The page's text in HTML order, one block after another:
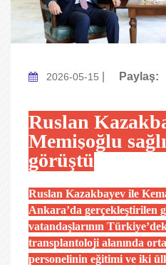
2026-05-15 Paylaş:
Ruslan
Memişoğlu
görüştü
Ruslan Kazakbayev ile
Ankara’da gerçekleştirilen
vatandaşlarının
transplantoloji alanında
personelinin eğitimi ve iki